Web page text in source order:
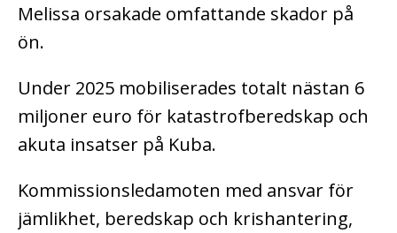
Melissa orsakade omfattande skador på
ön.
Under 2025 mobiliserades totalt nästan 6
miljoner euro för katastrofberedskap och
akuta insatser på Kuba.
Kommissionsledamoten med ansvar för
jämlikhet, beredskap och krishantering,